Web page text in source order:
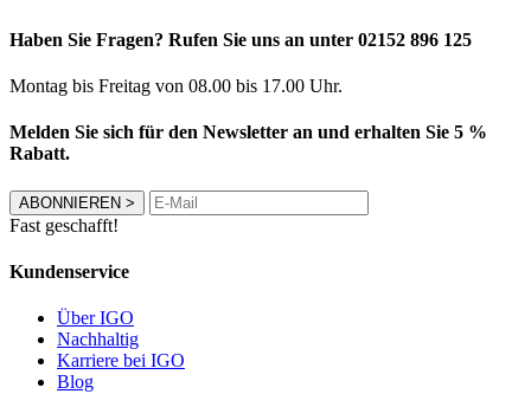
Haben Sie Fragen? Rufen Sie uns an unter 02152 896 125
Montag bis Freitag von 08.00 bis 17.00 Uhr.
Melden Sie sich für den Newsletter an und erhalten Sie 5 %
Rabatt.
ABONNIEREN >
Fast geschafft!
Kundenservice
Über IGO
Nachhaltig
Karriere bei IGO
Blog